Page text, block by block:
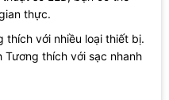
thực.
thích với nhiều loại thiết bị.
thích với sạc nhanh